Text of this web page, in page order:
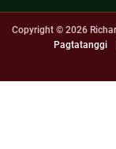
Copyright © 2026
Pagtatanggi